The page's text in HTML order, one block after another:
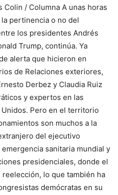
/ Columna A unas horas
la pertinencia o no del
los presidentes Andrés
Trump, continúa. Ya
alerta que hicieron en
de Relaciones exteriores,
Derbez y Claudia Ruiz
y expertos en las
Pero en el territorio
son muchos a la
del ejecutivo
sanitaria mundial y
presidenciales, donde el
lo que también ha
demócratas en su